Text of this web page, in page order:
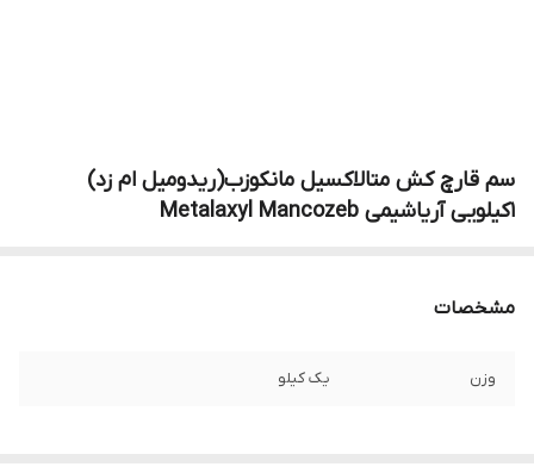
سم قارچ کش متالاکسیل مانکوزب(ریدومیل ام زد)
1کیلویی آریاشیمی Metalaxyl Mancozeb
مشخصات
وزن یک کیلو